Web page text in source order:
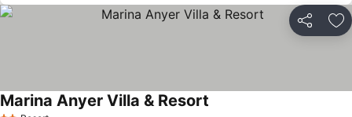
Partilhar
Marina Anyer Villa & Resort